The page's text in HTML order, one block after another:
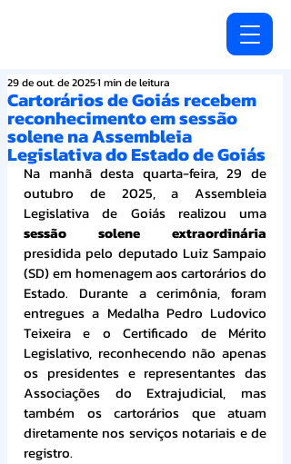
Cartorários de Goiás recebem
reconhecimento em sessão
solene na Assembleia
Legislativa do Estado de Goiás
29 de out. de 20251 min de leitura
Na manhã desta quarta-feira, 29 de
outubro de 2025, a Assembleia
sessão solene extraordinária
presidida pelo deputado Luiz Sampaio
(SD) em homenagem aos cartorários do
Estado. Durante a cerimônia, foram
entregues a Medalha Pedro Ludovico
Teixeira e o Certificado de Mérito
Legislativo, reconhecendo não apenas
os presidentes e representantes das
Associações do Extrajudicial, mas
também os cartorários que atuam
diretamente nos serviços notariais e de
registro.